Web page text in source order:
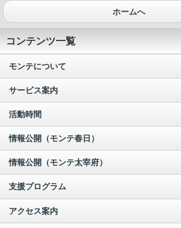
ホームへ
コンテンツ一覧
モンテについて
サービス案内
活動時間
情報公開（モンテ春日）
情報公開（モンテ太宰府）
支援プログラム
アクセス案内